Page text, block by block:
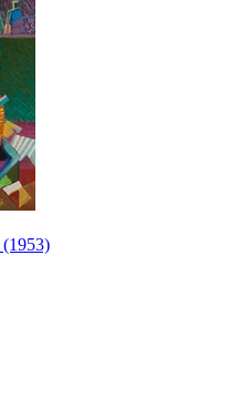
(1953)